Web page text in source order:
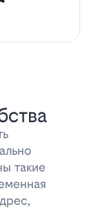
такие